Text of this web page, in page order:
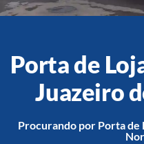
Porta de
Juazeiro
Procurando por Porta de